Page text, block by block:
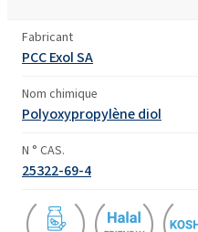
Fabricant
PCC Exol SA
Nom chimique
Polyoxypropylène diol
N ° CAS.
25322-69-4